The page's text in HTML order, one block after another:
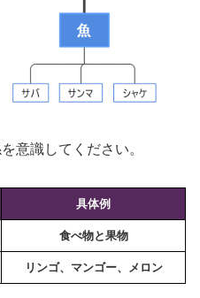
意識してください。
具体例
食べ物と果物
リンゴ、マンゴー、メロン